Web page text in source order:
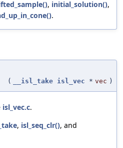
, initial_solution(),
.
( __isl_take isl_vec * vec )
isl_vec.c.
, isl_seq_clr(), and